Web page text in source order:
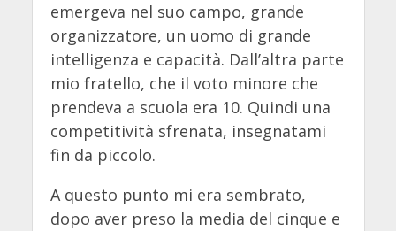
emergeva nel suo campo, grande
organizzatore, un uomo di grande
intelligenza e capacità. Dall’altra parte
mio fratello, che il voto minore che
prendeva a scuola era 10. Quindi una
competitività sfrenata, insegnatami
fin da piccolo.
A questo punto mi era sembrato,
dopo aver preso la media del cinque e